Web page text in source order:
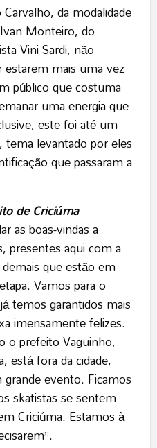
da modalidade
Monteiro, do
Vini Sardi, não
estarem mais uma vez
público que costuma
uma energia que
este foi até um
levantado por eles
que passaram a
de Criciúma
as boas-vindas a
presentes aqui com a
que estão em
Vamos para o
temos garantidos mais
imensamente felizes.
o prefeito Vaguinho,
está fora da cidade,
evento. Ficamos
skatistas se sentem
Criciúma. Estamos à